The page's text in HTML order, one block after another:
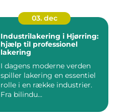
03. dec
Industrilakering i Hjørring:
hjælp til professionel
lakering
I dagens moderne verden
spiller lakering en essentiel
rolle i en række industrier.
Fra bilindu...